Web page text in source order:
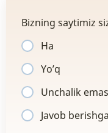
Bizning saytimiz
Ha
Yo’q
Unchalik emas
Javob